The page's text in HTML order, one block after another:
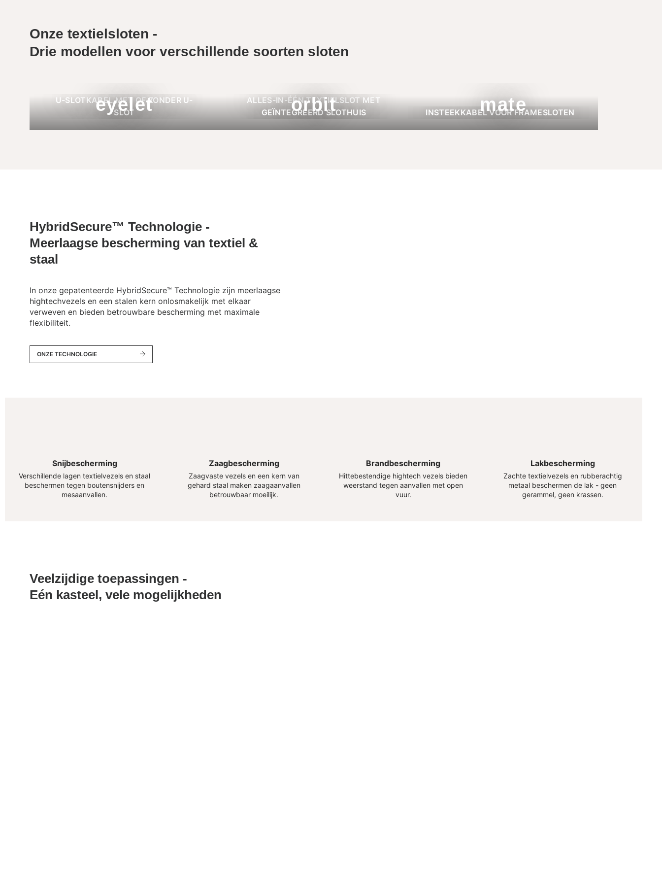
Onze textielsloten -
Drie modellen voor verschillende soorten sloten
eyelet
U-SLOTKABEL MET OF ZONDER U-
SLOT
orbit
ALLES-IN-ÉÉN TEXTIELSLOT MET
GEÏNTEGREERD SLOTHUIS
mate
INSTEEKKABEL VOOR FRAMESLOTEN
HybridSecure™ Technologie -
Meerlaagse bescherming van textiel &
staal
In onze gepatenteerde HybridSecure™ Technologie zijn meerlaagse
hightechvezels en een stalen kern onlosmakelijk met elkaar
verweven en bieden betrouwbare bescherming met maximale
flexibiliteit.
ONZE TECHNOLOGIE
Snijbescherming
Verschillende lagen textielvezels en staal
beschermen tegen boutensnijders en
mesaanvallen.
Zaagbescherming
Zaagvaste vezels en een kern van
gehard staal maken zaagaanvallen
betrouwbaar moeilijk.
Brandbescherming
Hittebestendige hightech vezels bieden
weerstand tegen aanvallen met open
vuur.
Lakbescherming
Zachte textielvezels en rubberachtig
metaal beschermen de lak - geen
gerammel, geen krassen.
Veelzijdige toepassingen -
Eén kasteel, vele mogelijkheden